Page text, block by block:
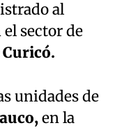
al
sector de
Curicó.
unidades de
en la